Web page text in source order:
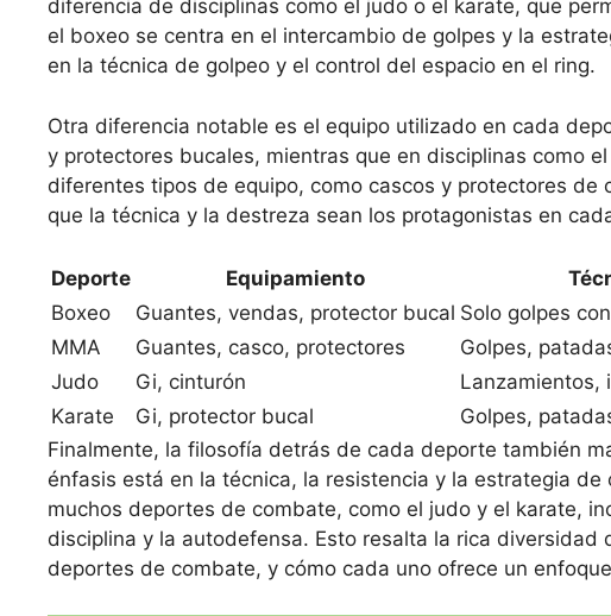
diferencia de disciplinas como el judo o el karate, que
el boxeo se centra en el intercambio de golpes y la
en la técnica de golpeo y el control del espacio en el ring.
Otra diferencia notable es el equipo utilizado en cada
y protectores bucales, mientras que en disciplinas como
diferentes tipos de equipo, como cascos y protectores
que la técnica y la destreza sean los protagonistas en
Deporte Equipamiento
Boxeo
Guantes, vendas, protector bucal Solo golpes
MMA
Guantes, casco, protectores
Golpes,
Judo
Gi, cinturón
Lanzamientos,
Karate
Gi, protector bucal
Golpes,
Finalmente, la filosofía detrás de cada deporte también
énfasis está en la técnica, la resistencia y la estrategia
muchos deportes de combate, como el judo y el karate,
disciplina y la autodefensa. Esto resalta la rica
deportes de combate, y cómo cada uno ofrece un